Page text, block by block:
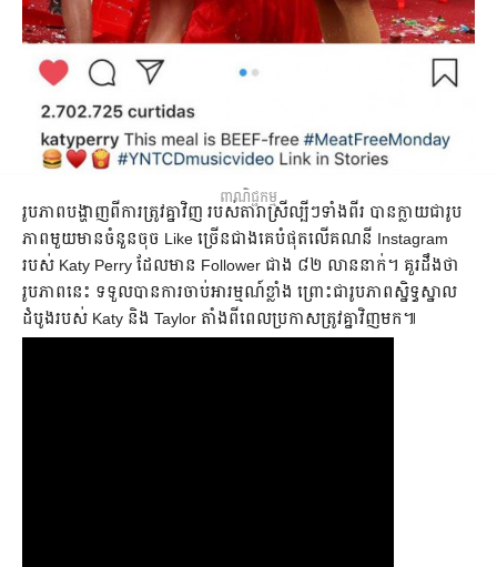
ពាណិជ្ជកម្ម
រូបភាព​បង្ហាញ​ពី​ការ​ត្រូវ​គ្នា​វិញ របស់​តារា​ស្រី​ល្បីៗ​ទាំង​ពីរ បាន​ក្លាយ​ជា​រូប
ភាព​មួយ​មាន​ចំនួន​ចុច Like ​ច្រើន​ជាង​គេ​បំផុត​លើ​គណនី Instagram
របស់ Katy Perry ដែល​មាន​ Follower ​ជាង ៨២ លាន​នាក់។ ​​គួរ​ដឹង​ថា​
រូបភាព​នេះ ទទួល​បាន​ការ​ចាប់​អារម្មណ៍​ខ្លាំង ព្រោះ​ជា​រូបភាព​ស្និទ្ធស្នាល​
ដំបូង​​របស់​​ Katy និង Taylor តាំង​ពី​ពេល​ប្រកាស​ត្រូវ​គ្នា​វិញ​មក៕